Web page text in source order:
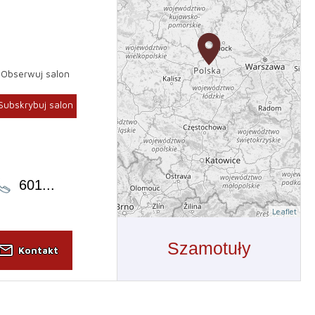
Obserwuj salon
salon
601...
Kontakt
Leaflet
Szamotuły